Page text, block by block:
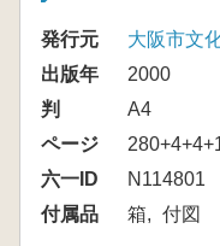
発行元
大阪市文
出版年
2000
判
A4
ページ
六一ID
N114801
付属品
箱 付図